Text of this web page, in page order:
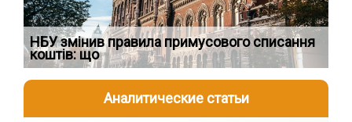
НБУ змінив правила примусового списання
коштів: що
Аналитические статьи